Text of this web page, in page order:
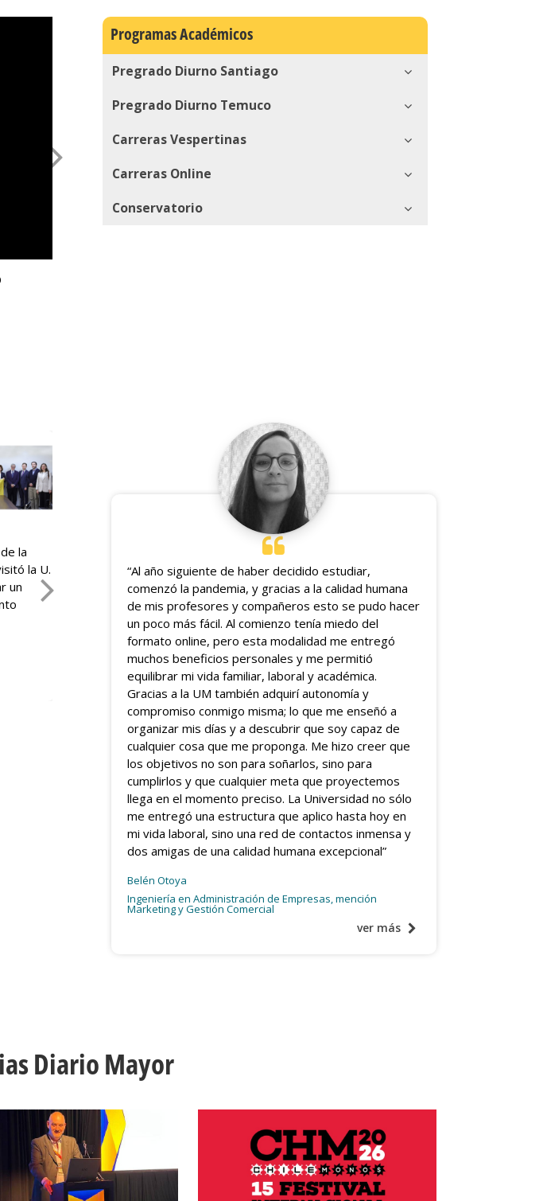
Programas Académicos
Pregrado Diurno Santiago
Pregrado Diurno Temuco
Carreras Vespertinas
Carreras Online
Conservatorio
la
la U.
un
Criminal organizó charla
sobre Rusia en el campus
Manuel Montt
08 May 2026
U. Mayor recibirá a más
de 50 instituciones de
Chile y el extranjero para
debatir sobre
investigación en docencia
universitaria
Ver más
“Al año siguiente de haber decidido estudiar,
comenzó la pandemia, y gracias a la calidad humana
de mis profesores y compañeros esto se pudo hacer
un poco más fácil. Al comienzo tenía miedo del
formato online, pero esta modalidad me entregó
muchos beneficios personales y me permitió
equilibrar mi vida familiar, laboral y académica.
Gracias a la UM también adquirí autonomía y
compromiso conmigo misma; lo que me enseñó a
organizar mis días y a descubrir que soy capaz de
cualquier cosa que me proponga. Me hizo creer que
los objetivos no son para soñarlos, sino para
cumplirlos y que cualquier meta que proyectemos
llega en el momento preciso. La Universidad no sólo
me entregó una estructura que aplico hasta hoy en
mi vida laboral, sino una red de contactos inmensa y
dos amigas de una calidad humana excepcional”
Belén Otoya
Ingeniería en Administración de Empresas, mención
Marketing y Gestión Comercial
ver más
Diario Mayor